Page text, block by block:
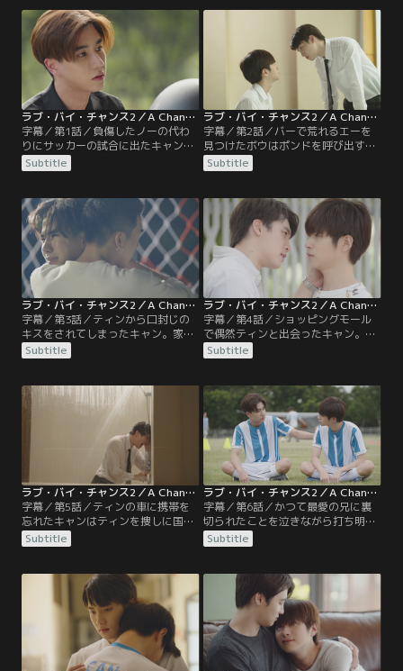
ラブ・バイ・チャンス2／A Chance To Love 第01話／字幕
字幕／第1話／負傷したノーの代わ
りにサッカーの試合に出たキャン。
ノーにとって大学最後となる試合で
勝つことができず、自分を責めるキ
遡ること3か月前、ティンとキャン
は大学の構内で最悪な出会いをす
る。その頃、ピートと別れたエーは
現実を受け入れられないまま悲しみ
に暮れていた。
Subtitle
ラブ・バイ・チャンス2／A Chance To Love 第02話／字幕
字幕／第2話／バーで荒れるエーを
見つけたボウはポンドを呼び出す。
気遣うボウにまで八つ当たりするエ
ーだったが…。一方、国際学部のフ
族の息子だと知りティンを追いかけ
るが、兄トゥンの名前を出した途端
にティンは激怒。偶然国際学部にや
って来ていたキャンがそれを目撃
し…。
Subtitle
ラブ・バイ・チャンス2／A Chance To Love 第03話／字幕
字幕／第3話／ティンから口封じの
キスをされてしまったキャン。家で
も大学でもティンとのキスが頭から
離れない。そんな中、ティンと向き
を傷つけていたことに気づく。一
方、酔って荒れるエーを見かねたポ
ンドはマイに助けを求める。マイは
泥酔したエーをサッカーグラウンド
へ連れて行き…。
Subtitle
ラブ・バイ・チャンス2／A Chance To Love 第04話／字幕
字幕／第4話／ショッピングモール
で偶然ティンと出会ったキャン。テ
ィンに誘われ大喜びのレーに引きず
られ、渋々3人で食事をすること
すきにレーからキャンの意外な一面
を聞かされ…。一方、マイはピート
を失い抜け殻のようなエーに大学の
ボランティアキャンプに応募するよ
う背中を押す。
Subtitle
ラブ・バイ・チャンス2／A Chance To Love 第05話／字幕
字幕／第5話／ティンの車に携帯を
忘れたキャンはティンを捜しに国際
学部へ。ようやく会えたティンに訊
ねると無残に壊れた携帯と新しい携
もせずに物で解決しようとするティ
ンに怒りをぶつけるキャン。実は、
キャンを口説きたいティンが携帯番
号を手に入れるためにわざと壊した
Subtitle
ラブ・バイ・チャンス2／A Chance To Love 第06話／字幕
字幕／第6話／かつて最愛の兄に裏
切られたことを泣きながら打ち明け
キャンに会いに行ったティン。まる
で自分のことのように兄への怒りを
ます惹かれ…。一方、週末に家に戻
ったエー。エーを心配するポンドと
マイが遊びにやって来る。2人のた
わいのない会話にようやくエーも笑
顔を取り戻す。
Subtitle